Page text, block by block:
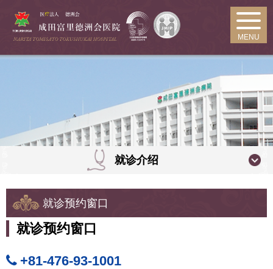
MENU
就诊预约窗口
就诊预约窗口
+81-476-93-1001
就诊介绍